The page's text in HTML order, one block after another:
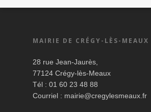
MAIRIE DE CRÉGY-LÈS-MEAUX
28 rue Jean-Jaurès,
77124 Crégy-lès-Meaux
Tél : 01 60 23 48 88
Courriel : mairie@cregylesmeaux.fr